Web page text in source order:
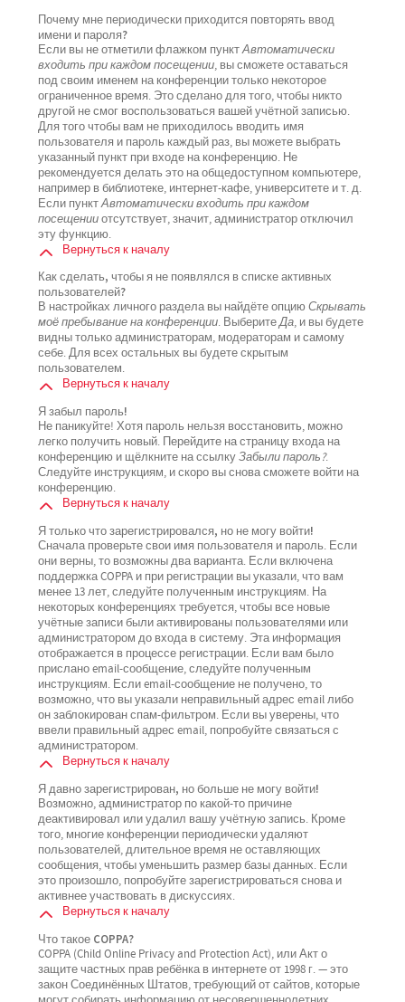
Почему мне периодически приходится повторять ввод
имени и пароля?
Если вы не отметили флажком пунктАвтоматически
входить при каждом посещении, вы сможете оставаться
под своим именем на конференции только некоторое
ограниченное время. Это сделано для того, чтобы никто
другой не смог воспользоваться вашей учётной записью.
Для того чтобы вам не приходилось вводить имя
пользователя и пароль каждый раз, вы можете выбрать
указанный пункт при входе на конференцию. Не
рекомендуется делать это на общедоступном компьютере,
например в библиотеке, интернет-кафе, университете и т. д.
Если пунктАвтоматически входить при каждом
посещенииотсутствует, значит, администратор отключил
эту функцию.
Вернуться к началу
Как сделать, чтобы я не появлялся в списке активных
пользователей?
В настройках личного раздела вы найдёте опциюСкрывать
моё пребывание на конференции. ВыберитеДа, и вы будете
видны только администраторам, модераторам и самому
себе. Для всех остальных вы будете скрытым
пользователем.
Вернуться к началу
Я забыл пароль!
Не паникуйте! Хотя пароль нельзя восстановить, можно
легко получить новый. Перейдите на страницу входа на
конференцию и щёлкните на ссылкуЗабыли пароль?.
Следуйте инструкциям, и скоро вы снова сможете войти на
конференцию.
Вернуться к началу
Я только что зарегистрировался, но не могу войти!
Сначала проверьте свои имя пользователя и пароль. Если
они верны, то возможны два варианта. Если включена
поддержка COPPA и при регистрации вы указали, что вам
менее 13 лет, следуйте полученным инструкциям. На
некоторых конференциях требуется, чтобы все новые
учётные записи были активированы пользователями или
администратором до входа в систему. Эта информация
отображается в процессе регистрации. Если вам было
прислано email-сообщение, следуйте полученным
инструкциям. Если email-сообщение не получено, то
возможно, что вы указали неправильный адрес email либо
он заблокирован спам-фильтром. Если вы уверены, что
ввели правильный адрес email, попробуйте связаться с
администратором.
Вернуться к началу
Я давно зарегистрирован, но больше не могу войти!
Возможно, администратор по какой-то причине
деактивировал или удалил вашу учётную запись. Кроме
того, многие конференции периодически удаляют
пользователей, длительное время не оставляющих
сообщения, чтобы уменьшить размер базы данных. Если
это произошло, попробуйте зарегистрироваться снова и
активнее участвовать в дискуссиях.
Вернуться к началу
Что такое COPPA?
COPPA (Child Online Privacy and Protection Act), или Акт о
защите частных прав ребёнка в интернете от 1998 г. — это
закон Соединённых Штатов, требующий от сайтов, которые